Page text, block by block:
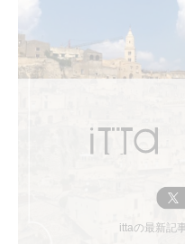
ittaの最新記